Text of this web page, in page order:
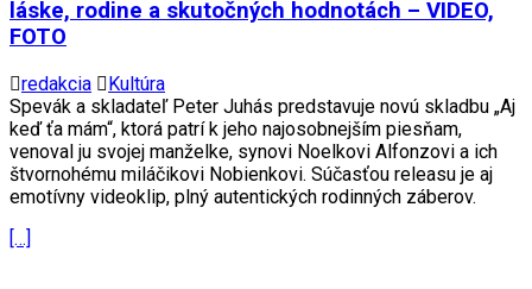
láske, rodine a skutočných hodnotách – VIDEO,
FOTO
redakcia
Kultúra
Spevák a skladateľ Peter Juhás predstavuje novú skladbu „Aj
keď ťa mám“, ktorá patrí k jeho najosobnejším piesňam,
venoval ju svojej manželke, synovi Noelkovi Alfonzovi a ich
štvornohému miláčikovi Nobienkovi. Súčasťou releasu je aj
emotívny videoklip, plný autentických rodinných záberov.
[…]